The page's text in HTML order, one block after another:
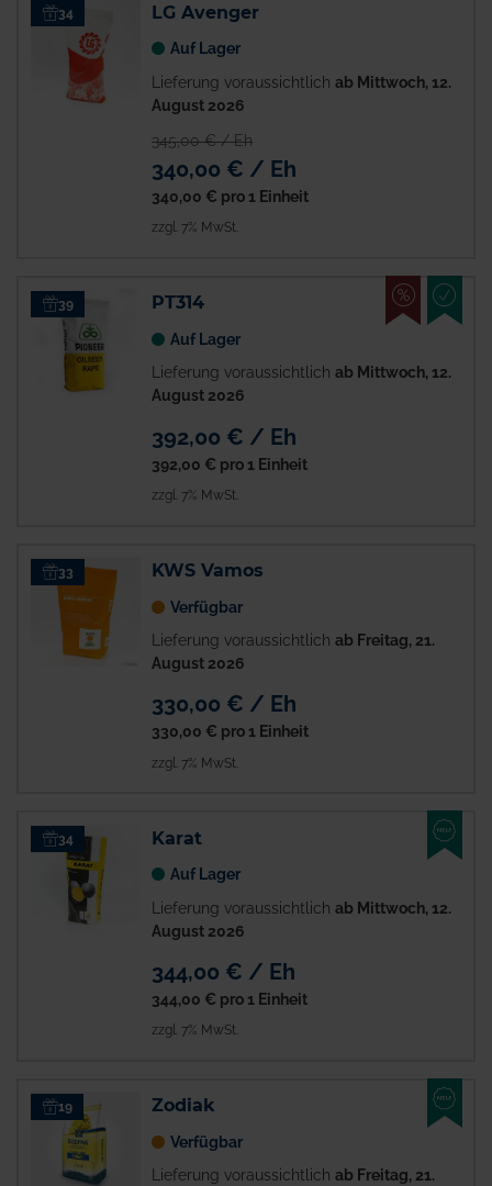
34 LG Avenger
Auf Lager
Lieferung voraussichtlich ab Mittwoch, 12.
August 2026
345,00 € / Eh
340,00 € / Eh
340,00 € pro 1 Einheit
zzgl. 7% MwSt.
39 PT314
Auf Lager
Lieferung voraussichtlich ab Mittwoch, 12.
August 2026
392,00 € / Eh
392,00 € pro 1 Einheit
zzgl. 7% MwSt.
%
33 KWS Vamos
Verfügbar
Lieferung voraussichtlich ab Freitag, 21.
August 2026
330,00 € / Eh
330,00 € pro 1 Einheit
zzgl. 7% MwSt.
34 Karat
Auf Lager
Lieferung voraussichtlich ab Mittwoch, 12.
August 2026
344,00 € / Eh
344,00 € pro 1 Einheit
zzgl. 7% MwSt.
NEU
19 Zodiak
Verfügbar
Lieferung voraussichtlich ab Freitag, 21.
NEU